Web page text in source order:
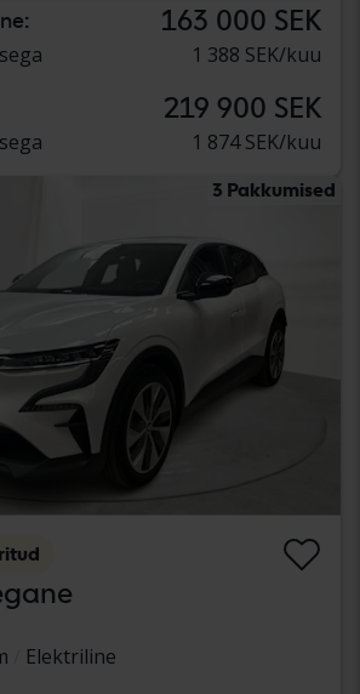
163 000 SEK
1 388 SEK/kuu
219 900 SEK
1 874 SEK/kuu
3 Pakkumised
Elektriline